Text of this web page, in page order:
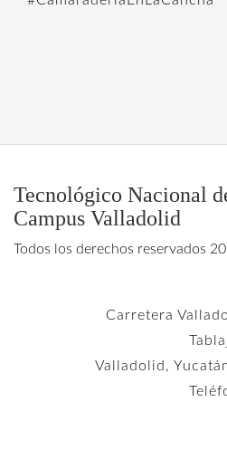
Tecnológico Nacional
Campus Valladolid
Todos los derechos reservados
Carretera
Valladolid,